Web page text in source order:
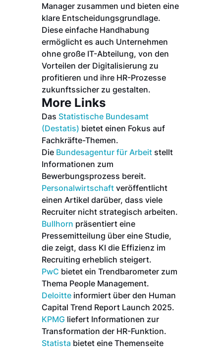
Manager zusammen und bieten eine
klare Entscheidungsgrundlage.
Diese einfache Handhabung
ermöglicht es auch Unternehmen
ohne große IT-Abteilung, von den
Vorteilen der Digitalisierung zu
profitieren und ihre HR-Prozesse
zukunftssicher zu gestalten.
More Links
Das Statistische Bundesamt
(Destatis) bietet einen Fokus auf
Fachkräfte-Themen.
Die Bundesagentur für Arbeit stellt
Informationen zum
Bewerbungsprozess bereit.
Personalwirtschaft veröffentlicht
einen Artikel darüber, dass viele
Recruiter nicht strategisch arbeiten.
Bullhorn präsentiert eine
Pressemitteilung über eine Studie,
die zeigt, dass KI die Effizienz im
Recruiting erheblich steigert.
PwC bietet ein Trendbarometer zum
Thema People Management.
Deloitte informiert über den Human
Capital Trend Report Launch 2025.
KPMG liefert Informationen zur
Transformation der HR-Funktion.
Statista bietet eine Themenseite